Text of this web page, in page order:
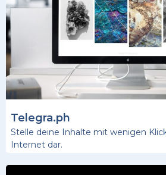
Telegra.ph
Stelle deine Inhalte mit wenigen
Internet dar.